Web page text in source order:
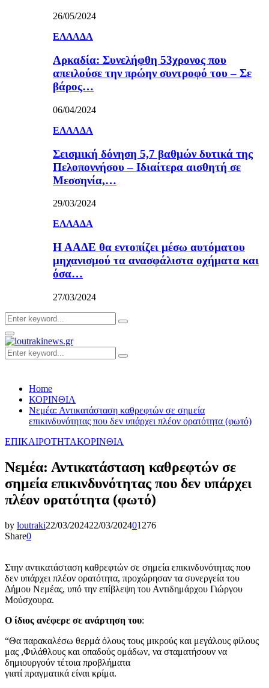
26/05/2024
ΕΛΛΑΔΑ
Αρκαδία: Συνελήφθη 53χρονος που
απειλούσε την πρώην συντροφό του – Σε
βάρος…
06/04/2024
ΕΛΛΑΔΑ
Σεισμική δόνηση 5,7 βαθμών δυτικά της
Πελοποννήσου – Ιδιαίτερα αισθητή σε
Μεσσηνία,…
29/03/2024
ΕΛΛΑΔΑ
Η ΑΑΔΕ θα εντοπίζει μέσω αυτόματου
μηχανισμού τα ανασφάλιστα οχήματα και
όσα…
27/03/2024
Search
for:
Search
Primary
Menu
Search
for:
Search
Home
ΚΟΡΙΝΘΙΑ
Νεμέα: Αντικατάσταση καθρεφτών σε σημεία
επικινδυνότητας που δεν υπάρχει πλέον ορατότητα (φωτό)
ΕΠΙΚΑΙΡΟΤΗΤΑΚΟΡΙΝΘΙΑ
Νεμέα: Αντικατάσταση καθρεφτών σε
σημεία επικινδυνότητας που δεν υπάρχει
πλέον ορατότητα (φωτό)
by loutraki22/03/202422/03/202401276
Share0
Στην αντικατάσταση καθρεφτών σε σημεία επικινδυνότητας που
δεν υπάρχει πλέον ορατότητα, προχώρησαν τα συνεργεία του
Δήμου Νεμέας, υπό την επίβλεψη του Αντιδημάρχου Γιώργου
Μούσχουρα.
Ο ίδιος ανέφερε σε ανάρτηση του:
“Θα παρακαλέσω θερμά όλους τους μικρούς και μεγάλους φίλους
μας ,Φιλάθλους και οπαδούς ομάδων, να σταματήσουν να
δημιουργούν τέτοια προβλήματα
γιατί πραγματικά είναι κρίμα.